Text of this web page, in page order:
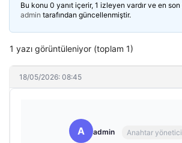
Bu konu 0 yanıt içerir, 1 izleyen vardır ve en son
admin tarafından güncellenmiştir.
1 yazı görüntüleniyor (toplam 1)
18/05/2026: 08:45
A admin Anahtar yönetici